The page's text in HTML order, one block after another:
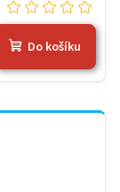
Do košíku